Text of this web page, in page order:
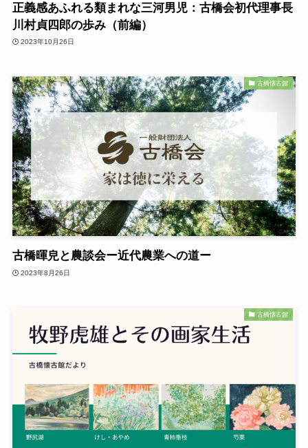
正義感あふれる類まれな三河男児：古橋会初代理事長
川村貞四郎の歩み（前編）
2023年10月26日
古橋懐古館
古橋暉皃と農談会ー近代農業への道ー
2023年8月26日
古橋懐古館